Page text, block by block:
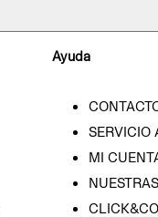
Ayuda
SERVICIO
MI